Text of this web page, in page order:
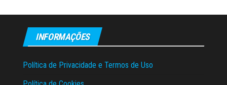
INFORMAÇÕES
Política de Privacidade e Termos de Uso